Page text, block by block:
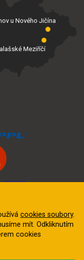
Meziříčí
u Nového Jičína
cookies soubory.
mít. Odkliknutím
cookies